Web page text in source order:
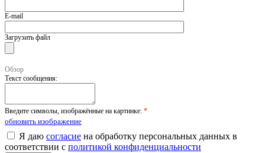
E-mail
Загрузить файл
Обзор
Текст сообщения:
Введите символы, изображённые на картинке: *
обновить изображение
Я даю согласие на обработку персональных данных в
соответствии с политикой конфиденциальности